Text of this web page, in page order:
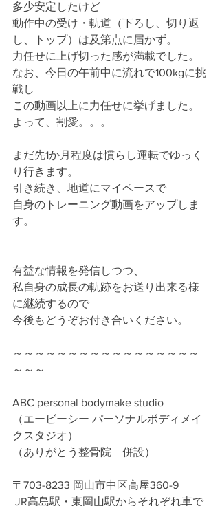
多少安定したけど
動作中の受け・軌道（下ろし、切り返
し、トップ）は及第点に届かず。
力任せに上げ切った感が満載でした。
なお、今日の午前中に流れで100kgに挑
戦し
この動画以上に力任せに挙げました。
よって、割愛。。。
まだ先1か月程度は慣らし運転でゆっく
り行きます。
引き続き、地道にマイペースで
自身のトレーニング動画をアップしま
す。
有益な情報を発信しつつ、
私自身の成長の軌跡をお送り出来る様
に継続するので
今後もどうぞお付き合いください。
～～～～～～～～～～～～～～～～～
～～～
ABC personal bodymake studio
（エービーシー パーソナルボディメイ
クスタジオ）
（ありがとう整骨院　併設）
〒703-8233 岡山市中区高屋360-9